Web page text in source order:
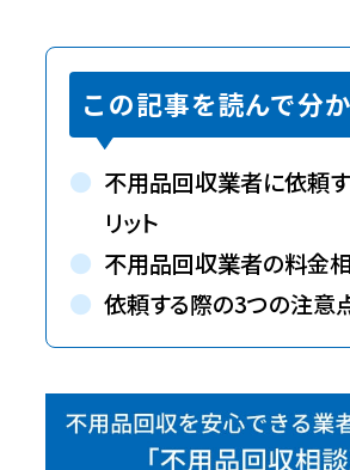
この記事を読んで分
不用品回収業者に依頼
リット
不用品回収業者の料金
依頼する際の3つの注意